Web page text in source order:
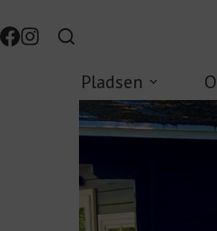
Pladsen